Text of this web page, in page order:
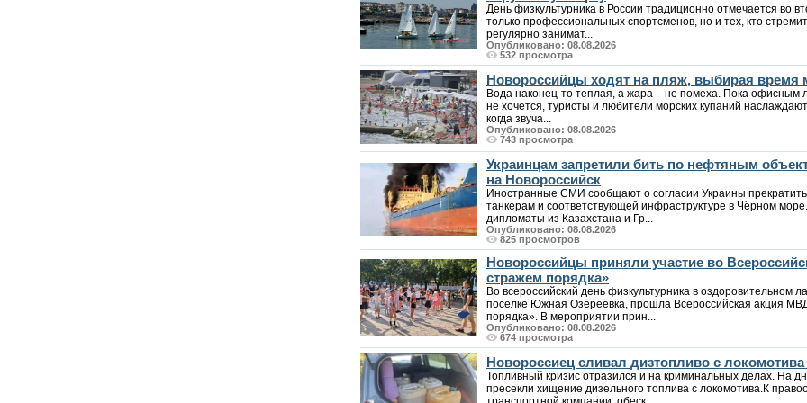
День физкультурника в России традиционно отмечается во
только профессиональных спортсменов, но и тех, кто
регулярно занимат...
Опубликовано: 08.08.2026
532 просмотра
Новороссийцы ходят на пляж, выбирая
Вода наконец-то теплая, а жара – не помеха. Пока офисным
не хочется, туристы и любители морских купаний
когда звуча...
Опубликовано: 08.08.2026
743 просмотра
Украинцам запретили бить по нефтяным
на Новороссийск
Иностранные СМИ сообщают о согласии Украины
танкерам и соответствующей инфраструктуре в Чёрном
дипломаты из Казахстана и Гр...
Опубликовано: 08.08.2026
825 просмотров
Новороссийцы приняли участие во
стражем порядка»
Во всероссийский день физкультурника в оздоровительном
поселке Южная Озереевка, прошла Всероссийская акция
порядка». В мероприятии прин...
Опубликовано: 08.08.2026
674 просмотра
Новороссиец сливал дизтопливо с
Топливный кризис отразился и на криминальных делах. На
пресекли хищение дизельного топлива с локомотива.К